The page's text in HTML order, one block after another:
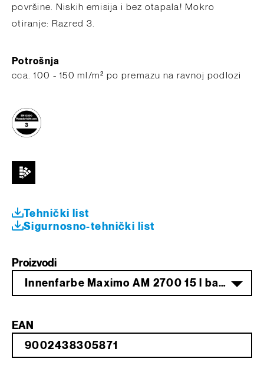
površine. Niskih emisija i bez otapala! Mokro
otiranje: Razred 3.
Potrošnja
cca. 100 - 150 ml/m² po premazu na ravnoj podlozi
Tehnički list
Sigurnosno-tehnički list
Proizvodi
Innenfarbe Maximo AM 2700 15 l base transparent
EAN